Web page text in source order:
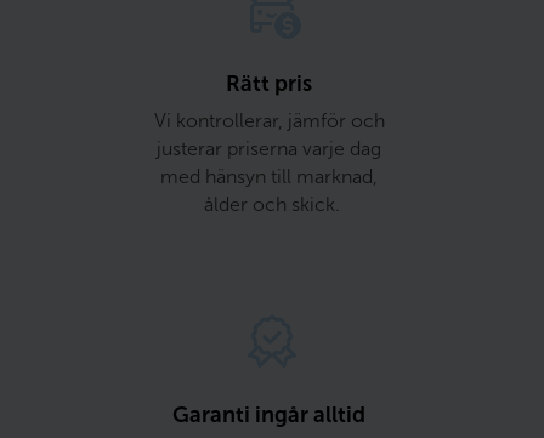
Rätt pris
Vi kontrollerar, jämför och
justerar priserna varje dag
med hänsyn till marknad,
ålder och skick.
Garanti ingår alltid